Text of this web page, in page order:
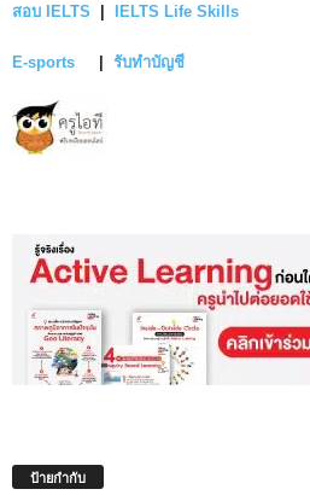
สอบ IELTS IELTS Life Skills
E-sports รับทำบัญชี
ป้ายกำกับ